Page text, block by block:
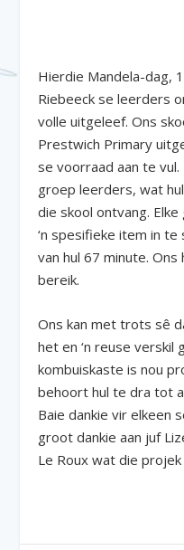
Hierdie Mandela-dag,
Riebeeck se leerders
volle uitgeleef. Ons
Prestwich Primary
se voorraad aan te
groep leerders, wat
die skool ontvang.
‘n spesifieke item in
van hul 67 minute.
bereik.
Ons kan met trots sê
het en ‘n reuse verskil
kombuiskaste is nou
behoort hul te dra tot
Baie dankie vir elkeen
groot dankie aan juf
Le Roux wat die